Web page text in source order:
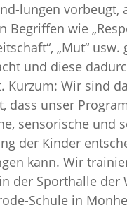
lungen vorbeugt,
Begriffen wie
„Mut“ usw.
und diese
Kurzum: Wir sind
dass unser
sensorische und
der Kinder
kann. Wir
der Sporthalle der
Schule in